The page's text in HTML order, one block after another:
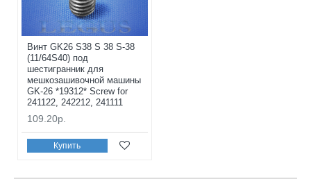
Винт GK26 S38 S 38 S-38
(11/64S40) под
шестигранник для
мешкозашивочной машины
GK-26 *19312* Screw for
241122, 242212, 241111
109.20р.
Купить